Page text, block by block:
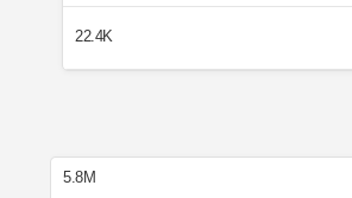
22.4K
5.8M